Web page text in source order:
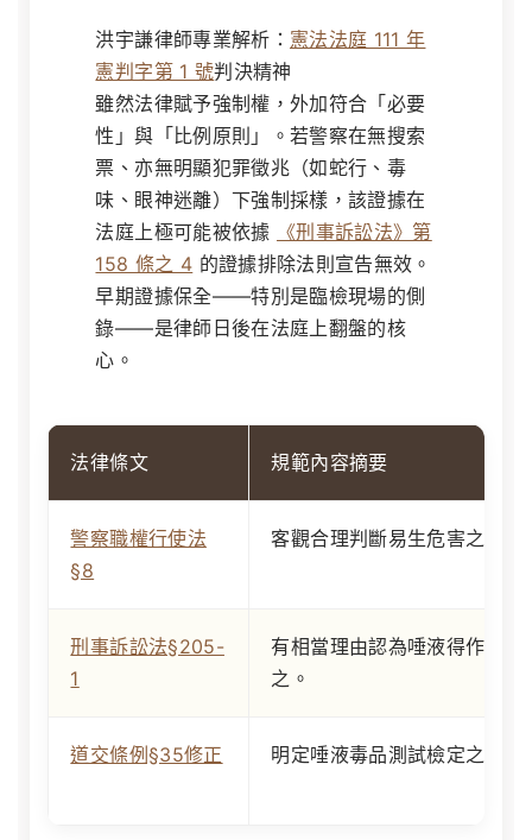
洪宇謙律師專業解析： 憲法法庭 111 年
憲判字第 1 號判決精神
雖然法律賦予強制權，外加符合「必要
性」與「比例原則」。若警察在無搜索
票、亦無明顯犯罪徵兆（如蛇行、毒
味、眼神迷離）下強制採樣，該證據在
法庭上極可能被依據
《刑事訴訟法》第
158 條之 4 的證據排除法則宣告無效。
早期證據保全——特別是臨檢現場的側
錄——是律師日後在法庭上翻盤的核
心。
法律條文 規範內容摘要
警察職權行使法
§8
客觀合理判斷易生危害之車輛
刑事訴訟法§205-
1
有相當理由認為唾液得作為證
之。
道交條例§35修正 明定唾液毒品測試檢定之檢測